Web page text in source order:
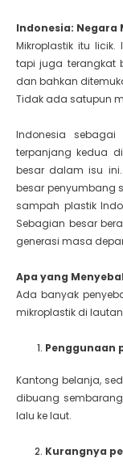
Indonesia: Negara
Mikroplastik itu
tapi juga terangkat
dan bahkan
Tidak ada satupun
Indonesia
sebagai
terpanjang kedua
besar dalam isu
besar penyumbang
sampah plastik
Sebagian besar
generasi masa
Apa yang
Ada banyak
mikroplastik di
Penggunaan
Kantong belanja,
dibuang
lalu ke laut.
Kurangnya